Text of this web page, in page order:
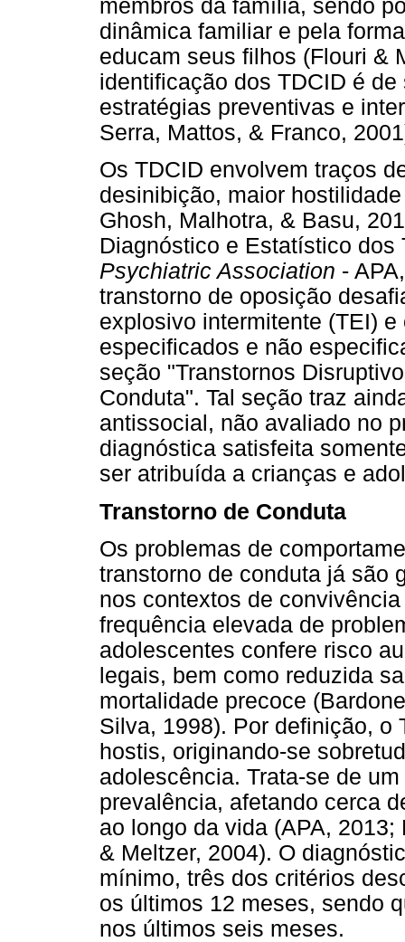
membros da família, sendo
dinâmica familiar e pela
educam seus filhos (Flouri &
identificação dos TDCID é
estratégias preventivas e
Serra, Mattos, & Franco,
Os TDCID envolvem traços
desinibição, maior
Ghosh, Malhotra, & Basu,
Diagnóstico e Estatístico
Psychiatric Association -
transtorno de oposição
explosivo intermitente (TEI)
especificados e não
seção "Transtornos
Conduta". Tal seção traz
antissocial, não avaliado no
diagnóstica satisfeita
ser atribuída a crianças e
Transtorno de Conduta
Os problemas de
transtorno de conduta já são
nos contextos de
frequência elevada de
adolescentes confere risco
legais, bem como reduzida
mortalidade precoce
Silva, 1998). Por definição, o
hostis, originando-se
adolescência. Trata-se de
prevalência, afetando cerca
ao longo da vida (APA,
& Meltzer, 2004). O
mínimo, três dos critérios
os últimos 12 meses, sendo
nos últimos seis meses.